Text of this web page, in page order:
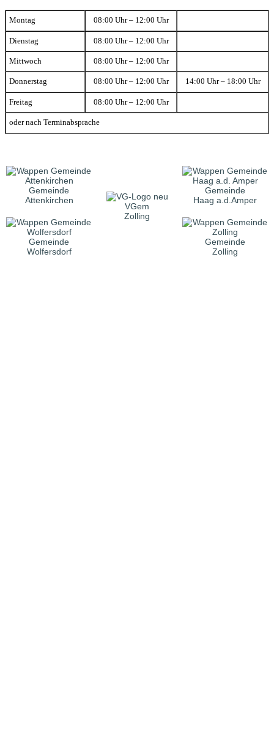
Montag 08:00 Uhr – 12:00 Uhr
Dienstag 08:00 Uhr – 12:00 Uhr
Mittwoch 08:00 Uhr – 12:00 Uhr
Donnerstag 08:00 Uhr – 12:00 Uhr 14:00 Uhr – 18:00 Uhr
Freitag 08:00 Uhr – 12:00 Uhr
oder nach Terminabsprache
Gemeinde
Attenkirchen
VGem
Zolling
Gemeinde
Haag a.d.Amper
Gemeinde
Wolfersdorf
Gemeinde
Zolling